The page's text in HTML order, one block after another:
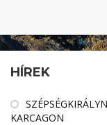
HÍREK
KARCAGON